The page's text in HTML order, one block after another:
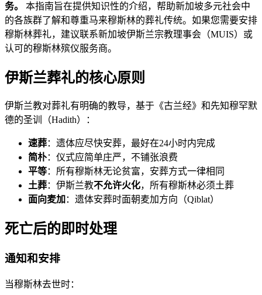
务。
本指南旨在提供知识性的介绍，帮助新加坡多元社会中
的各族群了解和尊重马来穆斯林的葬礼传统。如果您需要安排
穆斯林葬礼，建议联系新加坡伊斯兰宗教理事会（MUIS）或
认可的穆斯林殡仪服务商。
伊斯兰葬礼的核心原则
伊斯兰教对葬礼有明确的教导，基于《古兰经》和先知穆罕默
德的圣训（Hadith）：
速葬：遗体应尽快安葬，最好在24小时内完成
简朴：仪式应简单庄严，不铺张浪费
平等：所有穆斯林无论贫富，安葬方式一律相同
土葬：伊斯兰教不允许火化，所有穆斯林必须土葬
面向麦加 ：遗体安葬时面朝麦加方向（Qiblat）
死亡后的即时处理
通知和安排
当穆斯林去世时：